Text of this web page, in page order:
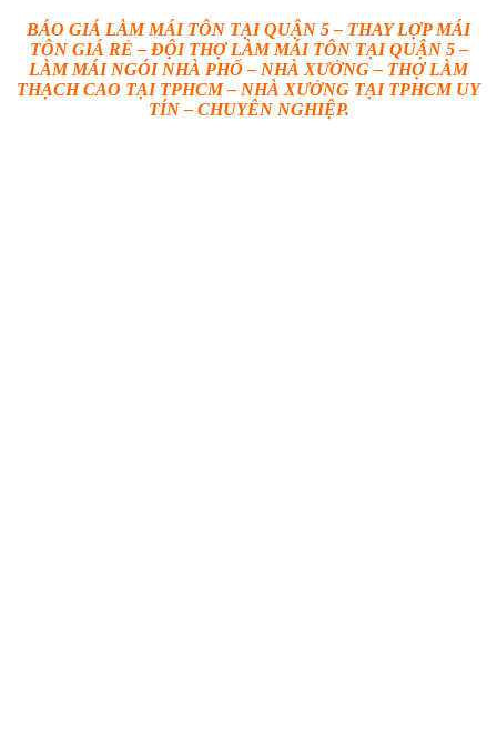
BÁO GIÁ LÀM MÁI TÔN TẠI QUẬN 5 – THAY LỢP MÁI
TÔN GIÁ RẺ – ĐỘI THỢ LÀM MÁI TÔN TẠI QUẬN 5 –
LÀM MÁI NGÓI NHÀ PHỐ – NHÀ XƯỞNG – THỢ LÀM
THẠCH CAO TẠI TPHCM – NHÀ XƯỞNG TẠI TPHCM UY
TÍN – CHUYÊN NGHIỆP.